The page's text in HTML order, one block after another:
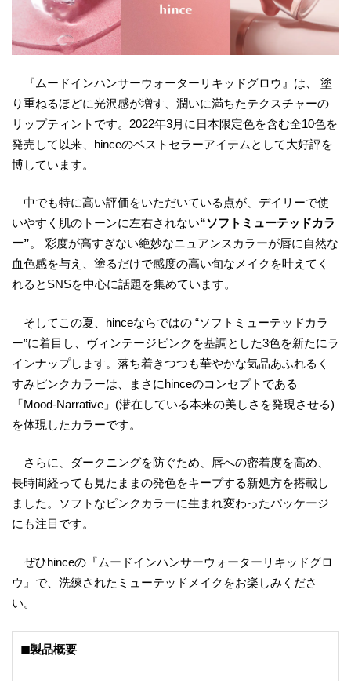
『ムードインハンサーウォーターリキッドグロウ』は、 塗
り重ねるほどに光沢感が増す、潤いに満ちたテクスチャーの
リップティントです。2022年3月に日本限定色を含む全10色を
発売して以来、hinceのベストセラーアイテムとして大好評を
博しています。
中でも特に高い評価をいただいている点が、デイリーで使
いやすく肌のトーンに左右されない“ソフトミューテッドカラ
ー”。 彩度が高すぎない絶妙なニュアンスカラーが唇に自然な
血色感を与え、塗るだけで感度の高い旬なメイクを叶えてく
れるとSNSを中心に話題を集めています。
そしてこの夏、hinceならではの “ソフトミューテッドカラ
ー”に着目し、ヴィンテージピンクを基調とした3色を新たにラ
インナップします。落ち着きつつも華やかな気品あふれるく
すみピンクカラーは、まさにhinceのコンセプトである
「Mood-Narrative」(潜在している本来の美しさを発現させる)
を体現したカラーです。
さらに、ダークニングを防ぐため、唇への密着度を高め、
長時間経っても見たままの発色をキープする新処方を搭載し
ました。ソフトなピンクカラーに生まれ変わったパッケージ
にも注目です。
ぜひhinceの『ムードインハンサーウォーターリキッドグロ
ウ』で、洗練されたミューテッドメイクをお楽しみくださ
い。
◼製品概要